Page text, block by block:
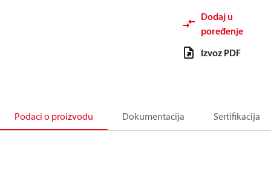
Dodaj u
poređenje
Izvoz PDF
Podaci o proizvodu Dokumentacija Sertifikacija